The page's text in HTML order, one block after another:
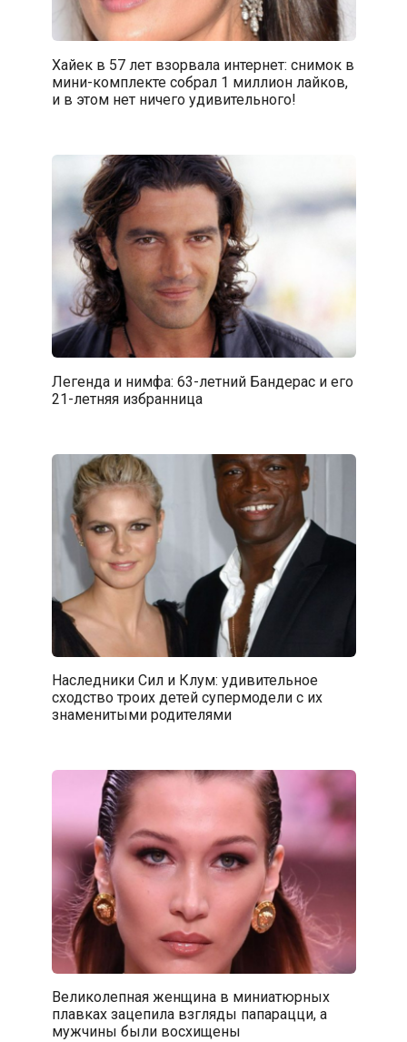
Хайек в 57 лет взорвала интернет: снимок в
мини-комплекте собрал 1 миллион лайков,
и в этом нет ничего удивительного!
Легенда и нимфа: 63-летний Бандерас и его
21-летняя избранница
Наследники Сил и Клум: удивительное
сходство троих детей супермодели с их
знаменитыми родителями
Великолепная женщина в миниатюрных
плавках зацепила взгляды папарацци, а
мужчины были восхищены